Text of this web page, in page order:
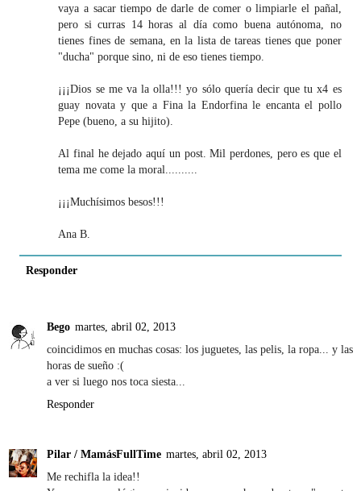
vaya a sacar tiempo de darle de comer o limpiarle el pañal,
pero si curras 14 horas al día como buena autónoma, no
tienes fines de semana, en la lista de tareas tienes que poner
"ducha" porque sino, ni de eso tienes tiempo.
¡¡¡Dios se me va la olla!!! yo sólo quería decir que tu x4 es
guay novata y que a Fina la Endorfina le encanta el pollo
Pepe (bueno, a su hijito).
Al final he dejado aquí un post. Mil perdones, pero es que el
tema me come la moral..........
¡¡¡Muchísimos besos!!!
Ana B.
Responder
Bego martes, abril 02, 2013
coincidimos en muchas cosas: los juguetes, las pelis, la ropa... y las
horas de sueño :(
a ver si luego nos toca siesta...
Responder
Pilar / MamásFullTime martes, abril 02, 2013
Me rechifla la idea!!